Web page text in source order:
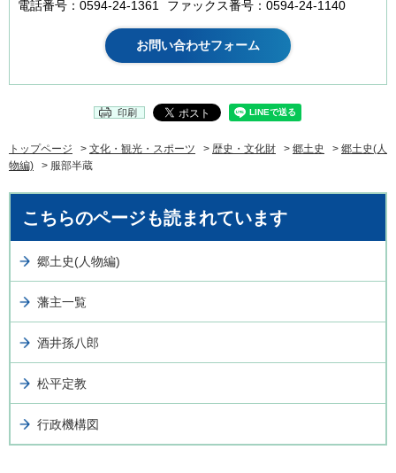
電話番号：0594-24-1361
ファックス番号：0594-24-1140
印刷
トップページ > 文化・観光・スポーツ > 歴史・文化財 > 郷土史 > 郷土史(人
物編)
> 服部半蔵
こちらのページも読まれています
郷土史(人物編)
藩主一覧
酒井孫八郎
松平定教
行政機構図